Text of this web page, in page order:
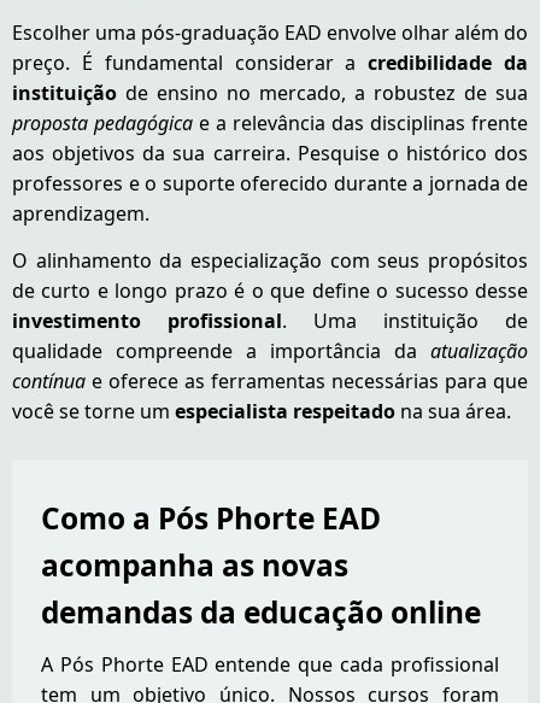
Escolher uma pós-graduação EAD envolve olhar além do
preço. É fundamental considerar acredibilidade da
instituição de ensino no mercado, a robustez de sua
proposta pedagógica e a relevância das disciplinas frente
aos objetivos da sua carreira. Pesquise o histórico dos
professores e o suporte oferecido durante a jornada de
aprendizagem.
O alinhamento da especialização com seus propósitos
de curto e longo prazo é o que define o sucesso desse
investimento profissional. Uma instituição de
qualidade compreende a importância da atualização
contínua e oferece as ferramentas necessárias para que
você se torne um especialista respeitado na sua área.
Como a Pós Phorte EAD
acompanha as novas
demandas da educação online
A Pós Phorte EAD entende que cada profissional
tem um objetivo único. Nossos cursos foram